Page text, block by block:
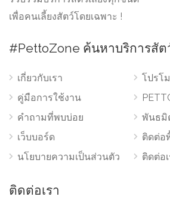
เพื่อคนเลี้ยงสัตว์โดยเฉพาะ !
#PettoZone ค้นหาบริการสัต
เกี่ยวกับเรา
คู่มือการใช้งาน
คำถามที่พบบ่อย
เว็บบอร์ด
นโยบายความเป็นส่วนตัว
โปรโ
พันธมิ
ติดต่
ติดต่อ
ติดต่อเรา